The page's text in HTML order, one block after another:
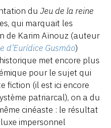
du Jeu de la reine
qui marquait les
de Karim Aïnouz (auteur
d’Eurídice Gusmão)
met encore plus
pour le sujet qui
fiction (il est ici encore
patriarcal), on a du
cinéaste : le résultat
impersonnel